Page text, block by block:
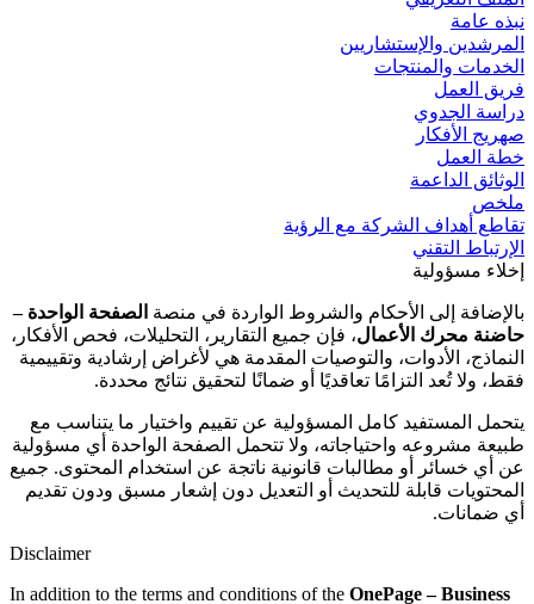
نبذه عامة
المرشدين والإستشاريين
الخدمات والمنتجات
فريق العمل
دراسة الجدوي
صهريج الأفكار
خطة العمل
الوثائق الداعمة
ملخص
تقاطع أهداف الشركة مع الرؤية
الإرتباط التقني
إخلاء مسؤولية
بالإضافة إلى الأحكام والشروط الواردة في منصة الصفحة الواحدة –
حاضنة محرك الأعمال، فإن جميع التقارير، التحليلات، فحص الأفكار،
النماذج، الأدوات، والتوصيات المقدمة هي لأغراض إرشادية وتقييمية
فقط، ولا تُعد التزامًا تعاقديًا أو ضمانًا لتحقيق نتائج محددة.
يتحمل المستفيد كامل المسؤولية عن تقييم واختيار ما يتناسب مع
طبيعة مشروعه واحتياجاته، ولا تتحمل الصفحة الواحدة أي مسؤولية
عن أي خسائر أو مطالبات قانونية ناتجة عن استخدام المحتوى. جميع
المحتويات قابلة للتحديث أو التعديل دون إشعار مسبق ودون تقديم
أي ضمانات.
Disclaimer
In addition to the terms and conditions of the OnePage – Business